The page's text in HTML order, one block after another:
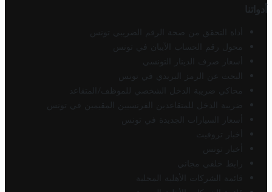
أدواتنا
أداة التحقق من صحة الرقم الضريبي تونس
محول رقم الحساب الآيبان في تونس
أسعار صرف الدينار التونسي
البحث عن الرمز البريدي في تونس
محاكي ضريبة الدخل الشخصي للموظف/المتقاعد
ضريبة الدخل للمتقاعدين الفرنسيين المقيمين في تونس
أسعار السيارات الجديدة في تونس
أخبار تروفيت
أخبار تونس
رابط خلفي مجاني
قائمة الشركات الأهلية المحلية